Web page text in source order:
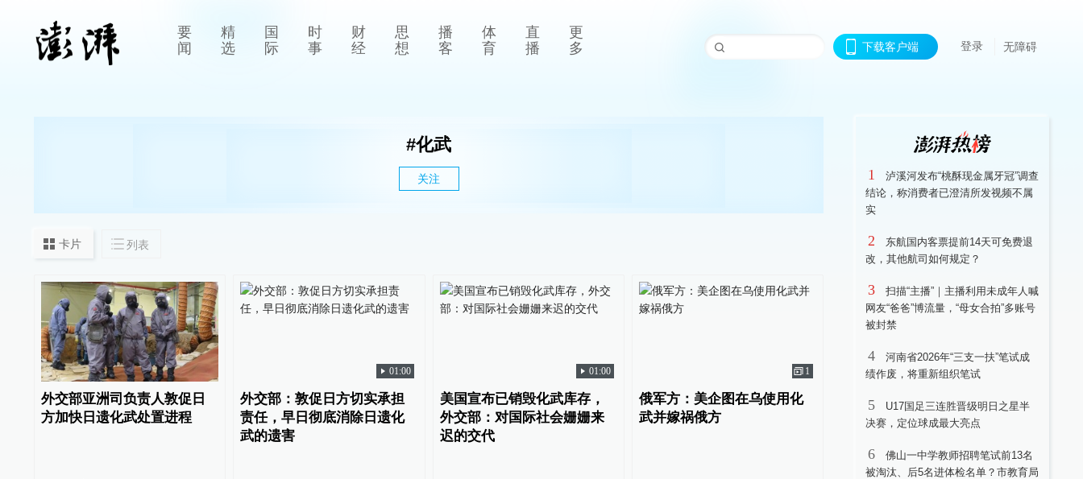
要
闻
精
选
国
际
时
事
财
经
思
想
播
客
体
育
直
播
更
多
下载客户端 登录 无障碍
#化武
关注
卡片 列表
外交部亚洲司负责人敦促日
方加快日遗化武处置进程
01:00
外交部：敦促日方切实承担
责任，早日彻底消除日遗化
武的遗害
01:00
美国宣布已销毁化武库存，
外交部：对国际社会姗姗来
迟的交代
1
俄军方：美企图在乌使用化
武并嫁祸俄方
1
泸溪河发布“桃酥现金属牙冠”调查
结论，称消费者已澄清所发视频不属
实
2
东航国内客票提前14天可免费退
改，其他航司如何规定？
3
扫描“主播”｜主播利用未成年人喊
网友“爸爸”博流量，“母女合拍”多账号
被封禁
4
河南省2026年“三支一扶”笔试成
绩作废，将重新组织笔试
5
U17国足三连胜晋级明日之星半
决赛，定位球成最大亮点
6
佛山一中学教师招聘笔试前13名
被淘汰、后5名进体检名单？市教育局